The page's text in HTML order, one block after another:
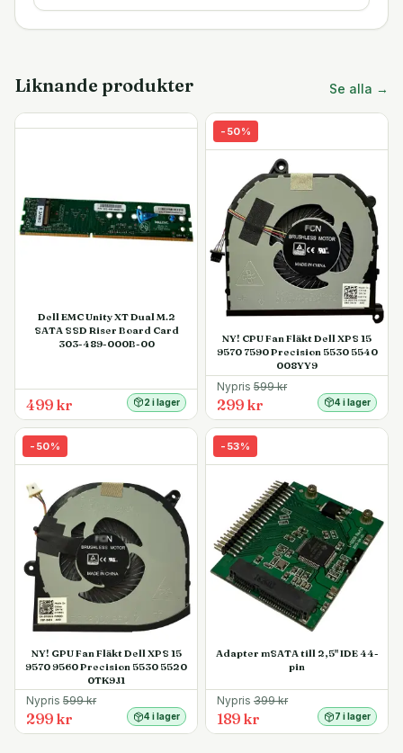
Liknande produkter Se alla →
Dell EMC Unity XT Dual M.2
SATA SSD Riser Board Card
303-489-000B-00
499 kr 2 i lager
- 50%
NY! CPU Fan Fläkt Dell XPS 15
9570 7590 Precision 5530 5540
008YY9
Nypris 599kr
299 kr 4 i lager
- 50%
NY! GPU Fan Fläkt Dell XPS 15
9570 9560 Precision 5530 5520
0TK9J1
Nypris 599kr
299 kr 4 i lager
- 53%
Adapter mSATA till 2,5" IDE 44-
pin
Nypris 399kr
189 kr 7 i lager